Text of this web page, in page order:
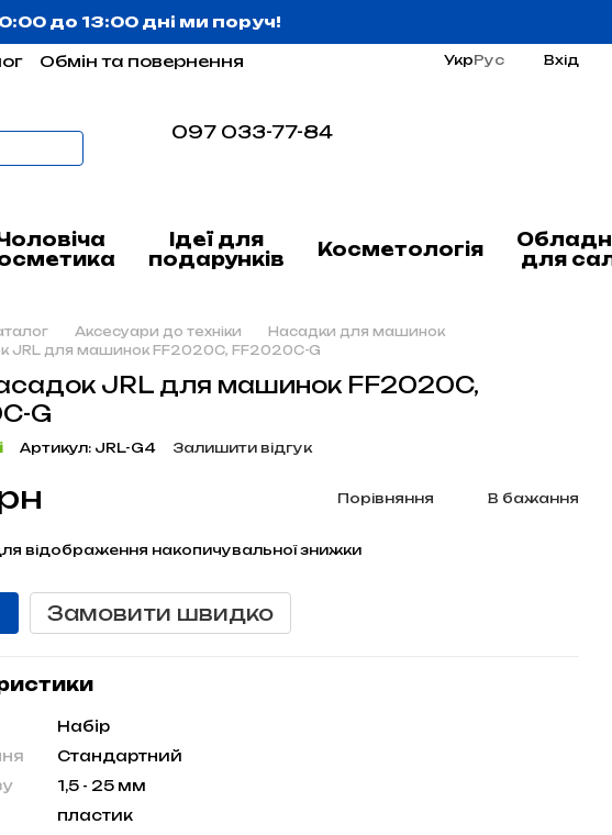
до 13:00 дні ми поруч!
Обмін та повернення
УкрРус Вхід
097 033-77-84
Ідеї для
подарунків
Косметологія
для
Аксесуари до техніки
Насадки для машинок
JRL для машинок FF2020C, FF2020C-G
JRL для машинок FF2020C,
G
Артикул: JRL-G4 Залишити відгук
Порівняння В бажання
відображення накопичувальної знижки
Замовити швидко
Набір
Стандартний
1,5 - 25 мм
пластик